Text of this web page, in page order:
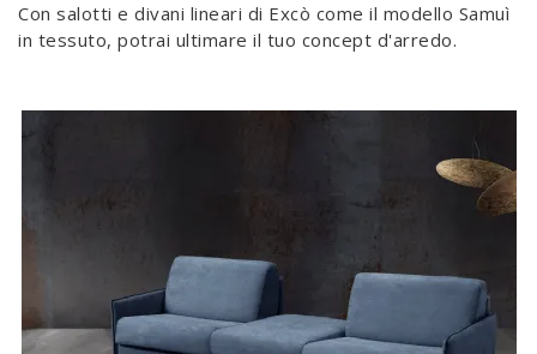
Con salotti e divani lineari di Excò come il modello Samuì
in tessuto, potrai ultimare il tuo concept d'arredo.